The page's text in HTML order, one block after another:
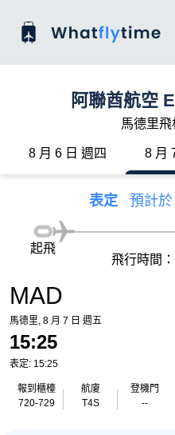
阿聯酋航空
馬德里
8 月 6 日 週四 8 月
表定 預計
MAD
馬德里, 8 月 7 日 週五
15:25
表定: 15:25
報到櫃檯
720-729
航廈
T4S
登機門
--
起飛
飛行時間